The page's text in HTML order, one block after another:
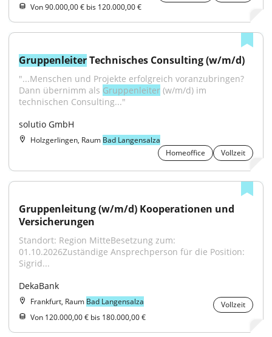
Von 90.000,00 € bis 120.000,00 €
Gruppenleiter Technisches Consulting (w/m/d)
"...Menschen und Projekte erfolgreich voranzubringen?
Dann übernimm als Gruppenleiter (w/m/d) im
technischen Consulting..."
solutio GmbH
Holzgerlingen, Raum Bad Langensalza
Homeoffice
Vollzeit
Gruppenleitung (w/m/d) Kooperationen und
Versicherungen
Standort: Region MitteBesetzung zum:
01.10.2026Zuständige Ansprechperson für die Position:
Sigrid...
DekaBank
Frankfurt, Raum Bad Langensalza
Vollzeit
Von 120.000,00 € bis 180.000,00 €